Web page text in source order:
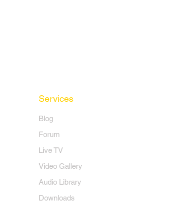
Services
Blog
Forum
Live TV
Video Gallery
Audio Library
Downloads